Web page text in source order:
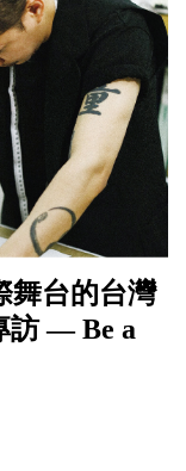
舞台的台灣
訪 — Be a